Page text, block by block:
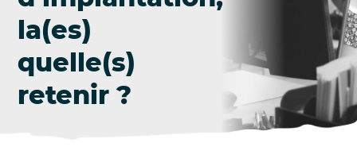
la(es)
quelle(s)
retenir ?